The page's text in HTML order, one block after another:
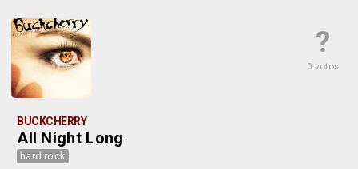
?
0 votos
BUCKCHERRY
All Night Long
hard rock